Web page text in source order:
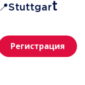
📍Stuttgart
Регистрация